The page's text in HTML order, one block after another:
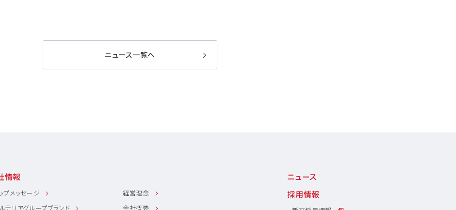
ニュース一覧へ
情報
プメッセージ
経営理念
テリアグループブランド
会社概要
ニュース
採用情報